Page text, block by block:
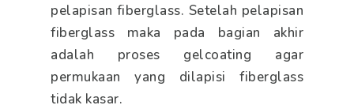
pelapisan fiberglass. Setelah pelapisan
fiberglass maka pada bagian akhir
adalah proses gelcoating agar
permukaan yang dilapisi fiberglass
tidak kasar.